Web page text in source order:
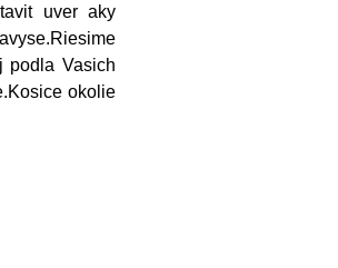
uver aky
podla Vasich
okolie